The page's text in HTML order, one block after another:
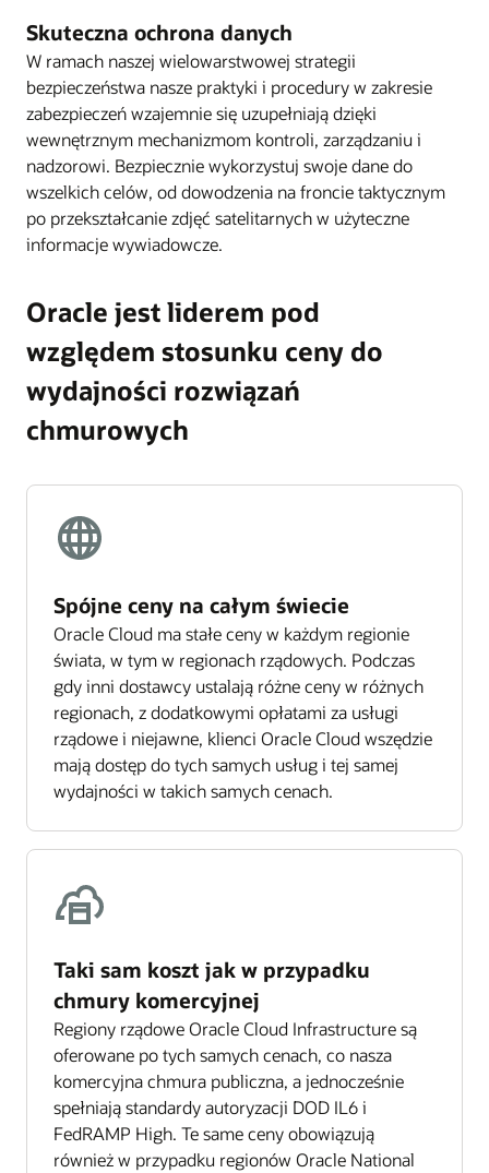
Skuteczna ochrona danych
W ramach naszej wielowarstwowej strategii
bezpieczeństwa nasze praktyki i procedury w zakresie
zabezpieczeń wzajemnie się uzupełniają dzięki
wewnętrznym mechanizmom kontroli, zarządzaniu i
nadzorowi. Bezpiecznie wykorzystuj swoje dane do
wszelkich celów, od dowodzenia na froncie taktycznym
po przekształcanie zdjęć satelitarnych w użyteczne
informacje wywiadowcze.
Oracle jest liderem pod
względem stosunku ceny do
wydajności rozwiązań
chmurowych
Spójne ceny na całym świecie
Oracle Cloud ma stałe ceny w każdym regionie
świata, w tym w regionach rządowych. Podczas
gdy inni dostawcy ustalają różne ceny w różnych
regionach, z dodatkowymi opłatami za usługi
rządowe i niejawne, klienci Oracle Cloud wszędzie
mają dostęp do tych samych usług i tej samej
wydajności w takich samych cenach.
Taki sam koszt jak w przypadku
chmury komercyjnej
Regiony rządowe Oracle Cloud Infrastructure są
oferowane po tych samych cenach, co nasza
komercyjna chmura publiczna, a jednocześnie
spełniają standardy autoryzacji DOD IL6 i
FedRAMP High. Te same ceny obowiązują
również w przypadku regionów Oracle National